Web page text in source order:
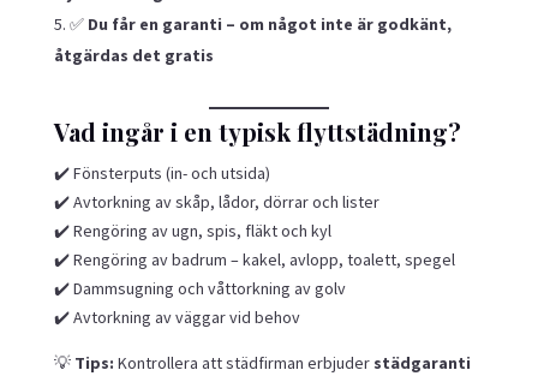
✅ Du får en garanti – om något inte är godkänt,
åtgärdas det gratis
Vad ingår i en typisk flyttstädning?
✔️ Fönsterputs (in- och utsida)
✔️ Avtorkning av skåp, lådor, dörrar och lister
✔️ Rengöring av ugn, spis, fläkt och kyl
✔️ Rengöring av badrum – kakel, avlopp, toalett, spegel
✔️ Dammsugning och våttorkning av golv
✔️ Avtorkning av väggar vid behov
💡 Tips: Kontrollera att städfirman erbjuder städgaranti